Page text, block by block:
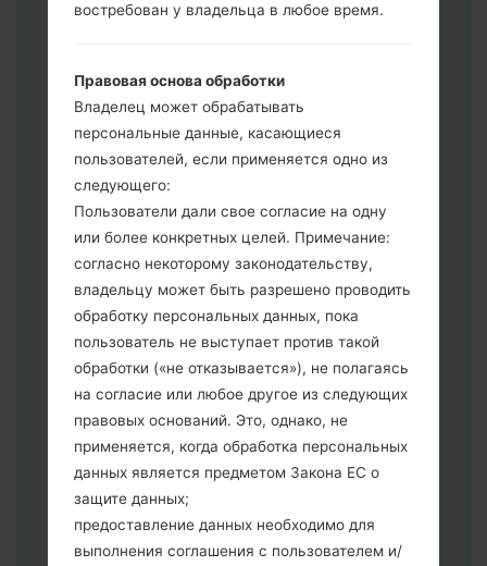
Если вы хотите прошить телефон и
выберите HOME_CSC _ *** для
сохранения Ваших данных.
Теперь выключите устройство и
войдите в "Download" режим. Все
методы как это сделать:
Нажмите и удерживайте клавиши:
питание, громкости и Bixbi.
Нажмите и удерживайте клавиши:
регулировки громкости. Подключив
телефон к ПК используя USB кабель.
Нажмите и удерживайте клавиши:
питание, громкости и домой.
Подключите USB кабель и нажмите
клавиши: уменьшение звука и Bixbi.
Нажмите и удерживайте клавиши:
питания и увеличения громкости
Далее подключите к компьютеру,
программа Odin должна определить
востребован у владельца в любое время.
Правовая основа обработки
Владелец может обрабатывать
персональные данные, касающиеся
пользователей, если применяется одно из
следующего:
Пользователи дали свое согласие на одну
или более конкретных целей. Примечание:
согласно некоторому законодательству,
владельцу может быть разрешено проводить
обработку персональных данных, пока
пользователь не выступает против такой
обработки («не отказывается»), не полагаясь
на согласие или любое другое из следующих
правовых оснований. Это, однако, не
применяется, когда обработка персональных
данных является предметом Закона ЕС о
защите данных;
предоставление данных необходимо для
выполнения соглашения с пользователем и/